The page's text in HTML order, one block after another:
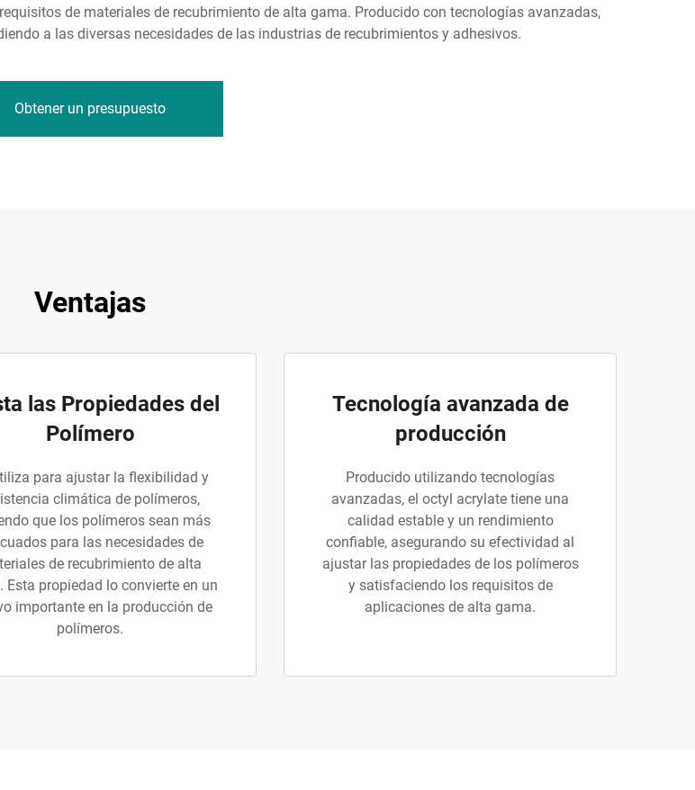
de materiales de recubrimiento de alta gama. Producido con tecnologías avanzadas,
a las diversas necesidades de las industrias de recubrimientos y adhesivos.
Obtener un presupuesto
Ventajas
las Propiedades del
Polímero
para ajustar la flexibilidad y
climática de polímeros,
que los polímeros sean más
para las necesidades de
de recubrimiento de alta
Esta propiedad lo convierte en un
importante en la producción de
polímeros.
Tecnología avanzada de
producción
Producido utilizando tecnologías
avanzadas, el octyl acrylate tiene una
calidad estable y un rendimiento
confiable, asegurando su efectividad al
ajustar las propiedades de los polímeros
y satisfaciendo los requisitos de
aplicaciones de alta gama.